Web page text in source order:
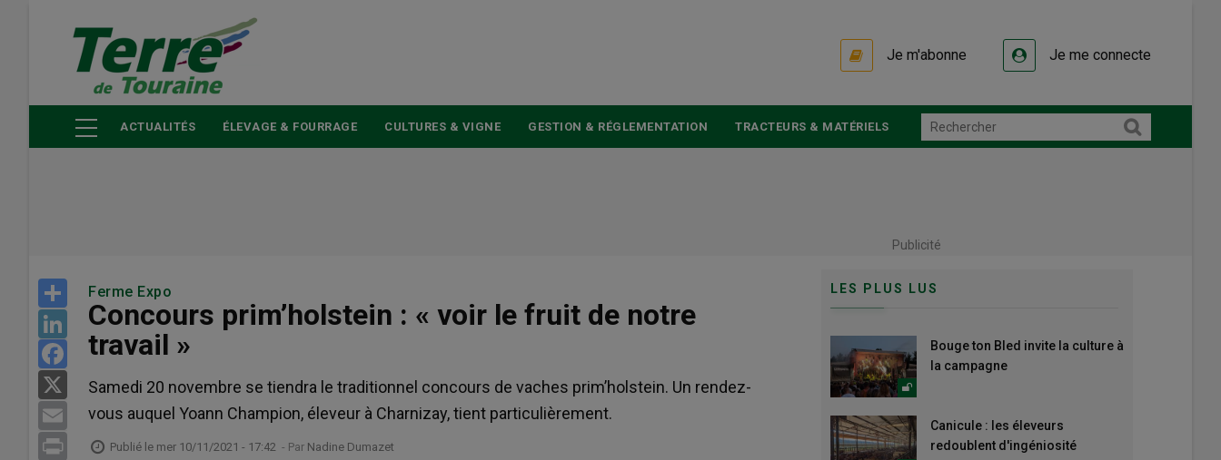
principal
Je m'abonne Je me connecte
ACTUALITÉS ÉLEVAGE & FOURRAGE CULTURES & VIGNE GESTION & RÉGLEMENTATION TRACTEURS & MATÉRIELS
Publicité
Share
LinkedIn
Facebook
Email
Print
Ferme Expo
Concours prim’holstein : « voir le fruit de notre
travail »
Samedi 20 novembre se tiendra le traditionnel concours de vaches prim’holstein. Un rendez-
vous auquel Yoann Champion, éleveur à Charnizay, tient particulièrement.
Publié le mer 10/11/2021 - 17:42 - Par Nadine Dumazet
LES PLUS LUS
Bouge ton Bled invite la culture à
la campagne
Canicule : les éleveurs
redoublent d'ingéniosité